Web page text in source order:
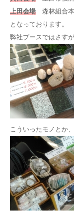
上田会場 森林組合
となっております。
弊社ブースではさす
こういったモノとか、